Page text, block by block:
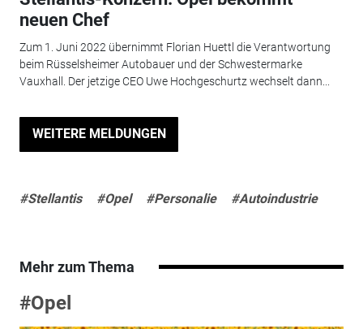
neuen Chef
Zum 1. Juni 2022 übernimmt Florian Huettl die Verantwortung
beim Rüsselsheimer Autobauer und der Schwestermarke
Vauxhall. Der jetzige CEO Uwe Hochgeschurtz wechselt dann...
WEITERE MELDUNGEN
#Stellantis #Opel #Personalie #Autoindustrie
Mehr zum Thema
#Opel